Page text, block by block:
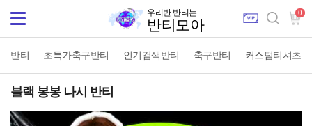
Toggle
navigation
0
우리반 반티는
반티모아
반티 초특가축구반티 인기검색반티 축구반티 커스텀티셔츠
블랙 봉봉 나시 반티